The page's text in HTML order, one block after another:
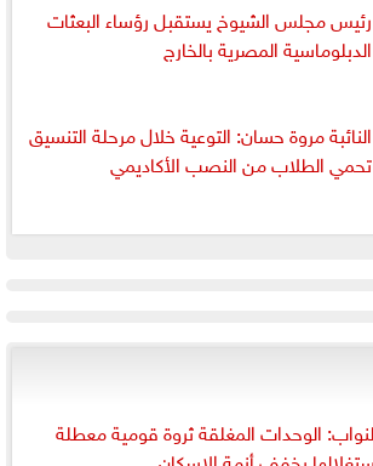
رئيس مجلس الشيوخ يستقبل رؤساء البعثات
الدبلوماسية المصرية بالخارج
النائبة مروة حسان: التوعية خلال مرحلة التنسيق
تحمي الطلاب من النصب الأكاديمي